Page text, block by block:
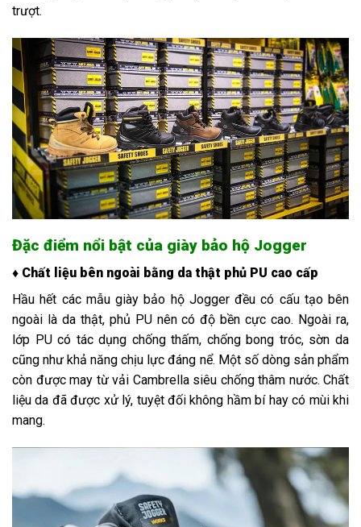
trượt.
Đặc điểm nổi bật của giày bảo hộ Jogger
♦ Chất liệu bên ngoài bằng da thật phủ PU cao cấp
Hầu hết các mẫu giày bảo hộ Jogger đều có cấu tạo bên
ngoài là da thật, phủ PU nên có độ bền cực cao. Ngoài ra,
lớp PU có tác dụng chống thấm, chống bong tróc, sờn da
cũng như khả năng chịu lực đáng nể. Một số dòng sản phẩm
còn được may từ vải Cambrella siêu chống thâm nước. Chất
liệu da đã được xử lý, tuyệt đối không hầm bí hay có mùi khi
mang.